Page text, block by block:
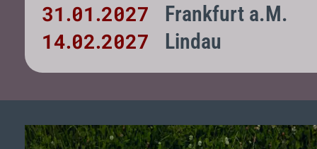
31.01.2027 Frankfurt a.M.
14.02.2027 Lindau